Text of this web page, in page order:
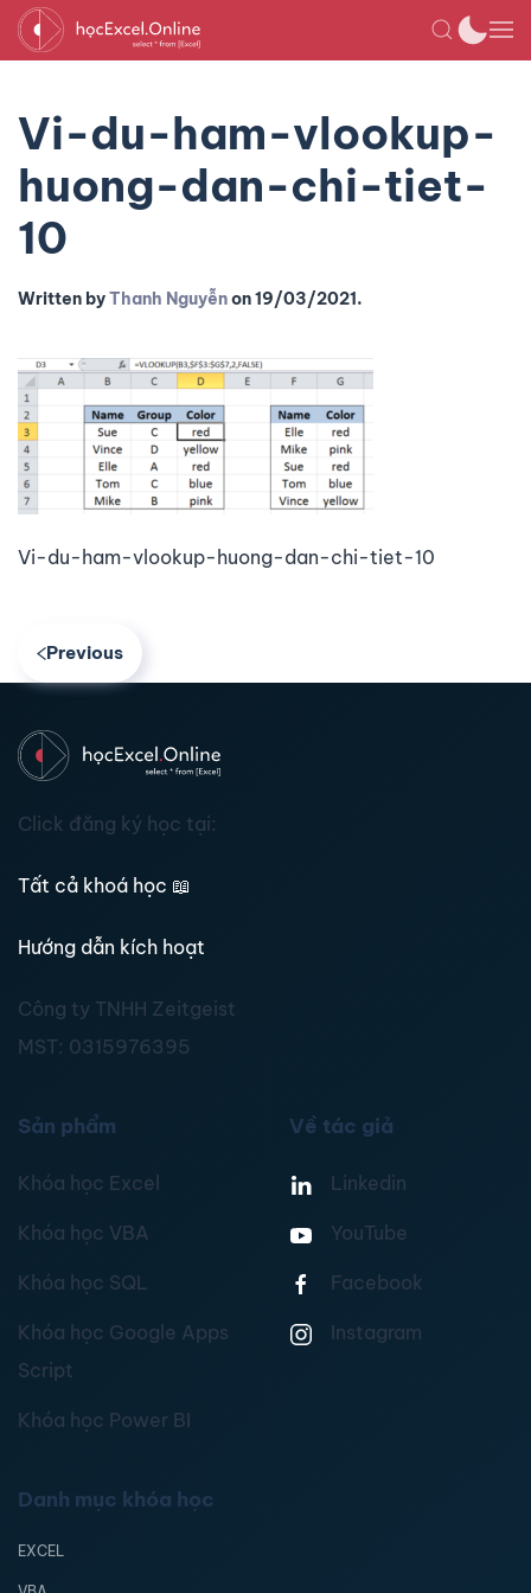
Vi-du-ham-vlookup-
huong-dan-chi-tiet-
10
Written byThanh Nguyễnon19/03/2021.
Vi-du-ham-vlookup-huong-dan-chi-tiet-10
Previous
Click đăng ký học tại:
Tất cả khoá học 📖
Hướng dẫn kích hoạt
Công ty TNHH Zeitgeist
MST: 0315976395
Sản phẩm
Khóa học Excel
Khóa học VBA
Khóa học SQL
Khóa học Google Apps
Script
Khóa học Power BI
Về tác giả
Linkedin
YouTube
Facebook
Instagram
Danh mục khóa học
EXCEL